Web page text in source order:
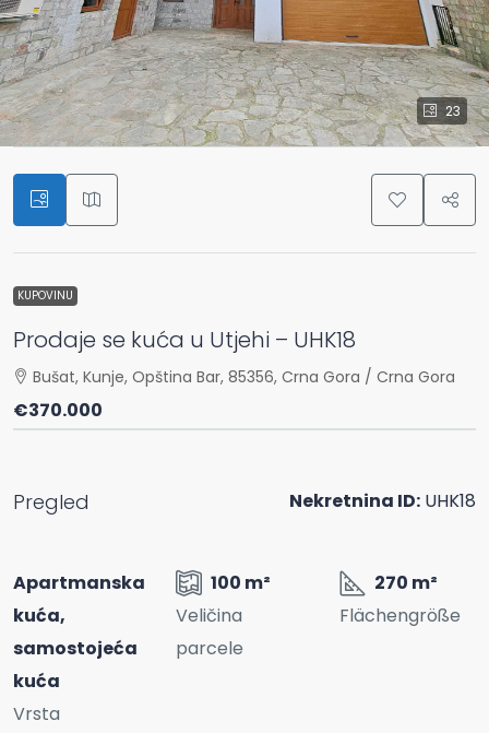
23
KUPOVINU
Prodaje se kuća u Utjehi – UHK18
Bušat, Kunje, Opština Bar, 85356, Crna Gora / Crna Gora
€370.000
Pregled Nekretnina ID: UHK18
Apartmanska
kuća,
samostojeća
kuća
Vrsta
100 m²
Veličina
parcele
270 m²
Flächengröße